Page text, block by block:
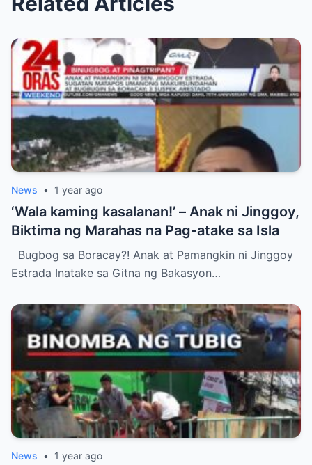
News • 1 year ago
‘Wala kaming kasalanan!’ – Anak ni Jinggoy,
Biktima ng Marahas na Pag-atake sa Isla
Bugbog sa Boracay?! Anak at Pamangkin ni Jinggoy
Estrada Inatake sa Gitna ng Bakasyon…
News • 1 year ago